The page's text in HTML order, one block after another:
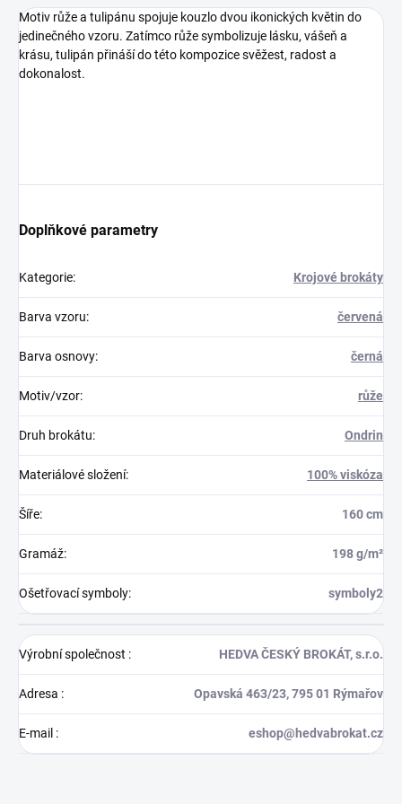
Motiv růže a tulipánu spojuje kouzlo dvou ikonických květin do
jedinečného vzoru. Zatímco růže symbolizuje lásku, vášeň a
krásu, tulipán přináší do této kompozice svěžest, radost a
dokonalost.
Doplňkové parametry
Kategorie: Krojové brokáty
Barva vzoru: červená
Barva osnovy: černá
Motiv/vzor: růže
Druh brokátu: Ondrin
Materiálové složení: 100% viskóza
Šíře: 160 cm
Gramáž: 198 g/m²
Ošetřovací symboly: symboly2
Výrobní společnost : HEDVA ČESKÝ BROKÁT, s.r.o.
Adresa : Opavská 463/23, 795 01 Rýmařov
E-mail : eshop@hedvabrokat.cz